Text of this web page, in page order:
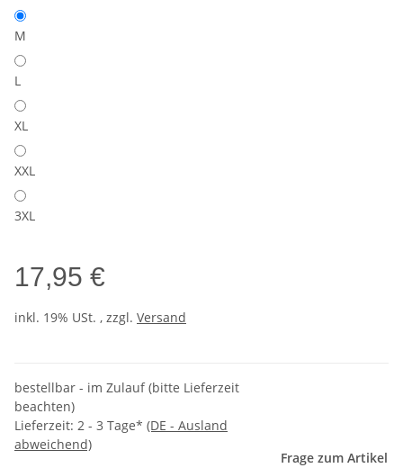
M
L
XL
XXL
3XL
17,95 €
inkl. 19% USt. , zzgl. Versand
bestellbar - im Zulauf (bitte Lieferzeit
beachten)
Lieferzeit: 2 - 3 Tage* (DE - Ausland
abweichend)
Frage zum Artikel